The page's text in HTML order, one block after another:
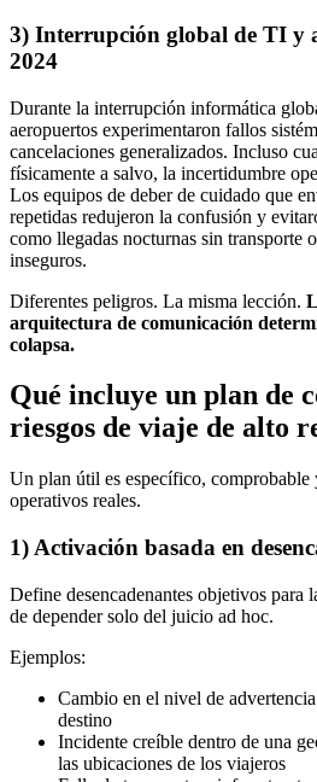
3) Interrupción global de TI y
2024
Durante la interrupción informática
aeropuertos experimentaron fallos
cancelaciones generalizados. Incluso
físicamente a salvo, la incertidumbre
Los equipos de deber de cuidado que
repetidas redujeron la confusión y
como llegadas nocturnas sin transporte
inseguros.
Diferentes peligros. La misma lección.
arquitectura de comunicación
colapsa.
Qué incluye un plan de
riesgos de viaje de alto
Un plan útil es específico, comprobable
operativos reales.
1) Activación basada en
Define desencadenantes objetivos para
de depender solo del juicio ad hoc.
Ejemplos:
Cambio en el nivel de
destino
Incidente creíble dentro de una
las ubicaciones de los viajeros